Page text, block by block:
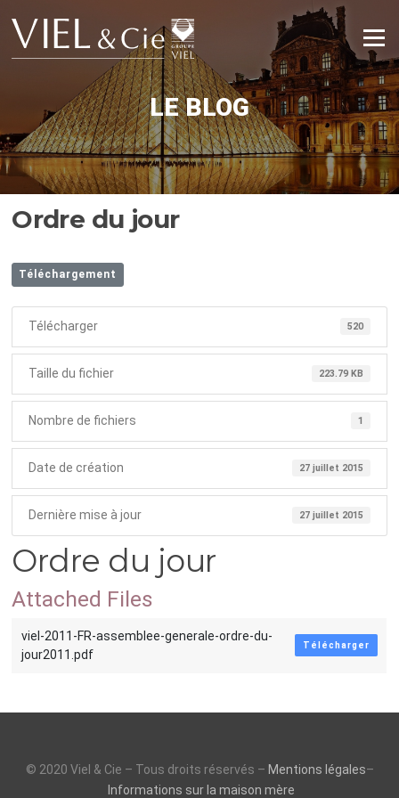
contenu
Menu
LE BLOG
Ordre du jour
Téléchargement
Télécharger 520
Taille du fichier 223.79 KB
Nombre de fichiers 1
Date de création 27 juillet 2015
Dernière mise à jour 27 juillet 2015
Ordre du jour
Attached Files
viel-2011-FR-assemblee-generale-ordre-du-
jour2011.pdf
Télécharger
© 2020 Viel & Cie – Tous droits réservés – Mentions légales–
Informations sur la maison mère